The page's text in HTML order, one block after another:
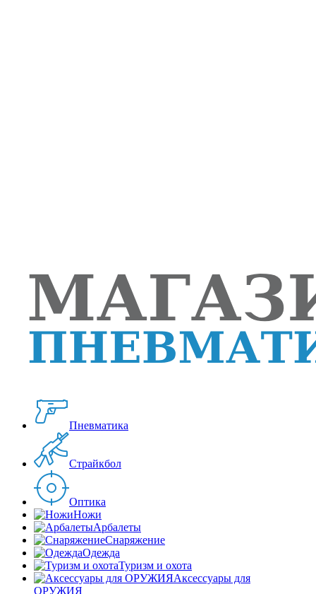
Пневматика
Страйкбол
Оптика
Ножи
Арбалеты
Снаряжение
Одежда
Туризм и охота
Аксессуары для
ОРУЖИЯ